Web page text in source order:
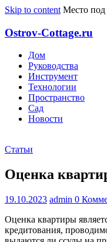
Skip to content Место
Ostrov-Cottage.ru
Дом
Руководства
Инструмент
Технологии
Пространство
Сад
Новости
Статьи
Оценка
19.10.2023 admin 0
Оценка квартиры
кредитования,